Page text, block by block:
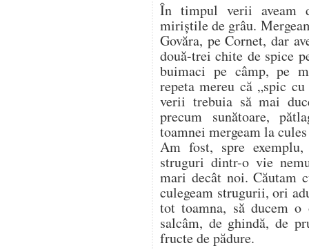
În timpul verii aveam
miriștile de grâu.
Govăra, pe Cornet, dar
două-trei chite de spice
buimaci pe câmp, pe
repeta mereu că „spic
verii trebuia să mai
precum sunătoare,
toamnei mergeam la
Am fost, spre
struguri dintr-o vie
mari decât noi. Căutam
culegeam strugurii, ori
tot toamna, să ducem o
salcâm, de ghindă, de
fructe de pădure.